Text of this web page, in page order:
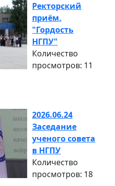
Ректорский
приём,
"Гордость
НГПУ"
Количество
просмотров: 11
2026.06.24
Заседание
ученого совета
в НГПУ
Количество
просмотров: 18